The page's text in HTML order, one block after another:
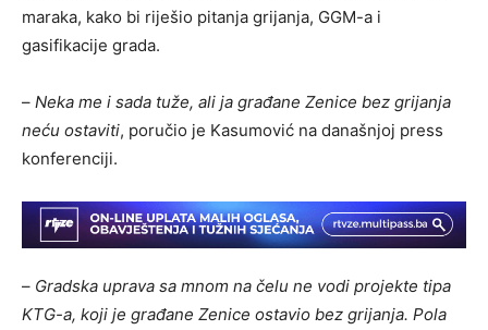
maraka, kako bi riješio pitanja grijanja, GGM-a i
gasifikacije grada.
– Neka me i sada tuže, ali ja građane Zenice bez grijanja
neću ostaviti, poručio je Kasumović na današnjoj press
konferenciji.
– Gradska uprava sa mnom na čelu ne vodi projekte tipa
KTG-a, koji je građane Zenice ostavio bez grijanja. Pola